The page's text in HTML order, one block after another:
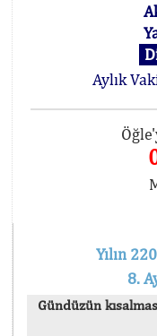
Aylık
Yılın
8.
Gündüzün